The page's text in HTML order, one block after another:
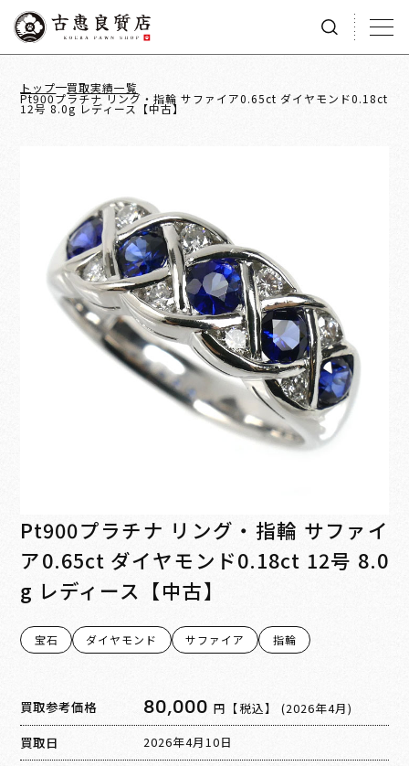
トップ 買取実績一覧
Pt900プラチナ リング・指輪 サファイア0.65ct ダイヤモンド0.18ct
12号 8.0g レディース【中古】
Pt900プラチナ リング・指輪 サファイ
ア0.65ct ダイヤモンド0.18ct 12号 8.0
g レディース【中古】
宝石 ダイヤモンド サファイア 指輪
買取参考価格 80,000 円【税込】 (2026年4月)
買取日 2026年4月10日